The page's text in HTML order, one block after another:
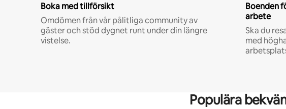
Boka med tillförsikt
Omdömen från vår pålitliga community av
gäster och stöd dygnet runt under din längre
vistelse.
Boenden
arbete
Ska du
med
Populära